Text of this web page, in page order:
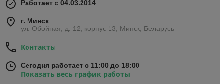
Работает с 04.03.2014
г. Минск
ул. Обойная, д. 12, корпус 13, Минск, Беларусь
Контакты
Сегодня работает с 11:00 до 18:00
Показать весь график работы